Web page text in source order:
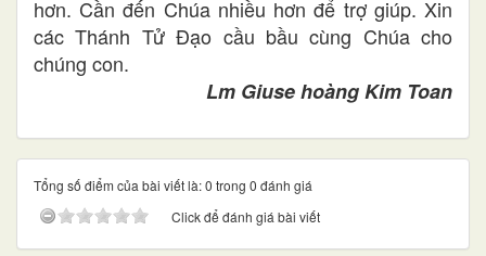
hơn. Cần đến Chúa nhiều hơn để trợ giúp. Xin
các Thánh Tử Đạo cầu bầu cùng Chúa cho
chúng con.
Lm Giuse hoàng Kim Toan
Tổng số điểm của bài viết là: 0 trong 0 đánh giá
Click để đánh giá bài viết